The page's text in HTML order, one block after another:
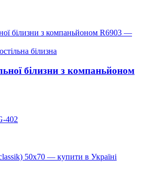
білизна
білизни з компаньйоном
402